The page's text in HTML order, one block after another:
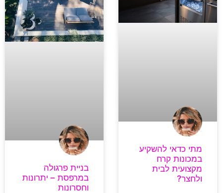
מתי כדאי להשקיע
במכונות קרח
מקצועית לבית
ולחצר?
בניית פרגולה
במרפסת – יתרונות
וחסרונות